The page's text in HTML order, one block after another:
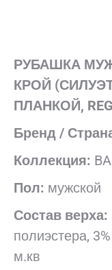
РУБАШКА
КРОЙ
ПЛАНКОЙ,
Бренд /
Коллекция:
Пол: мужской
Состав верха:
полиэстера,
м.кв